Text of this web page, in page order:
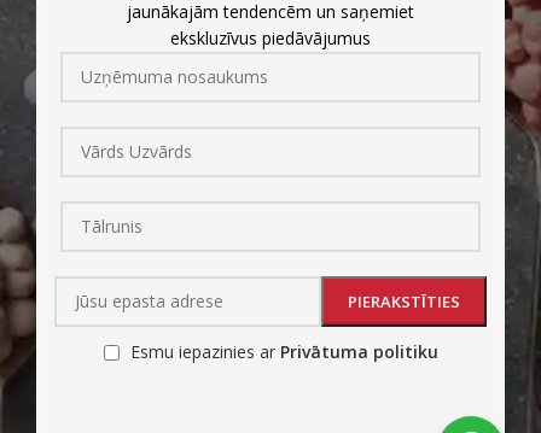
jaunākajām tendencēm un saņemiet
ekskluzīvus piedāvājumus
Esmu iepazinies ar Privātuma politiku